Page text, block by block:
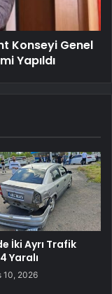
Konseyi Genel
Yapıldı
İki Ayrı Trafik
Yaralı
10, 2026